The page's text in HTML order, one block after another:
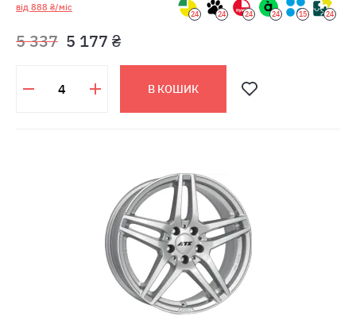
від 888 ₴/міс
24 24 24 24 15 24
5 337 5 177 ₴
В КОШИК